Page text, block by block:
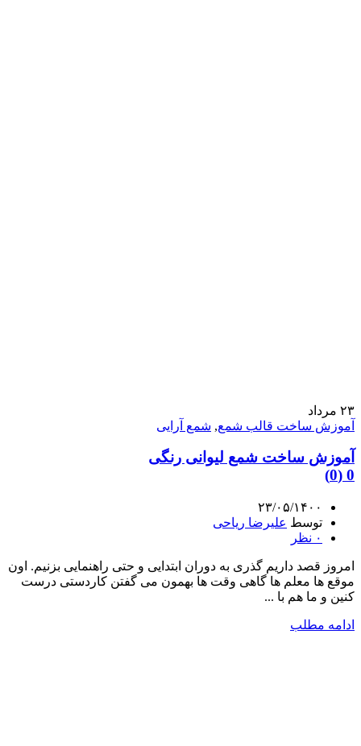
۲۳ مرداد
آموزش ساخت قالب شمع, شمع آرایی
آموزش ساخت شمع لیوانی رنگی
0 (0)
۲۳/۰۵/۱۴۰۰
توسط علیرضا ریاحی
۰ نظر
امروز قصد داریم گذری به دوران ابتدایی و حتی راهنمایی بزنیم. اون
موقع ها معلم ها گاهی وقت ها بهمون می گفتن کاردستی درست
کنین و ما هم با ...
ادامه مطلب